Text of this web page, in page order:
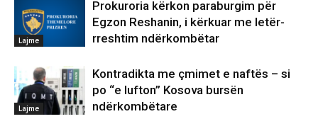
Lajme
Prokuroria kërkon paraburgim për
Egzon Reshanin, i kërkuar me letër-
rreshtim ndërkombëtar
Lajme
Kontradikta me çmimet e naftës – si
po “e lufton” Kosova bursën
ndërkombëtare